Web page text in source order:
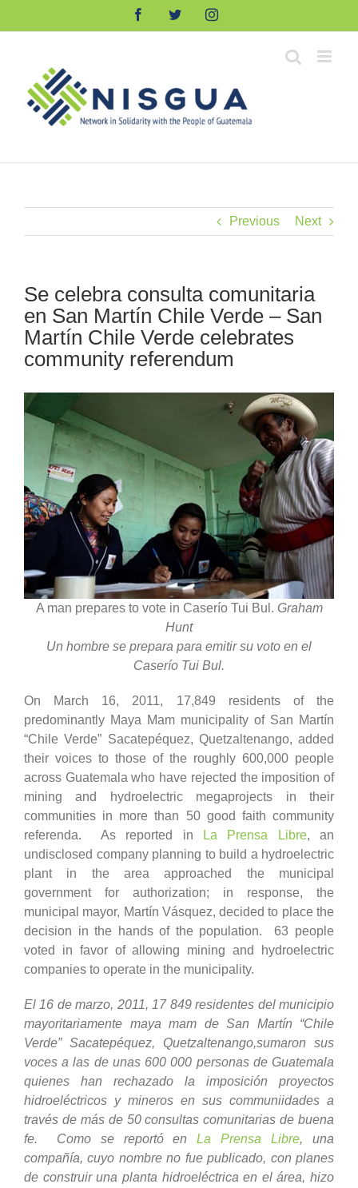
FacebookTwitterInstagram
Previous Next
Se celebra consulta comunitaria
en San Martín Chile Verde – San
Martín Chile Verde celebrates
community referendum
A man prepares to vote in Caserío Tui Bul. Graham
Hunt
Un hombre se prepara para emitir su voto en el
Caserío Tui Bul.
On March 16, 2011, 17,849 residents of the
predominantly Maya Mam municipality of San Martín
“Chile Verde” Sacatepéquez, Quetzaltenango, added
their voices to those of the roughly 600,000 people
across Guatemala who have rejected the imposition of
mining and hydroelectric megaprojects in their
communities in more than 50 good faith community
referenda. As reported in
La Prensa Libre, an
undisclosed company planning to build a hydroelectric
plant in the area approached the municipal
government for authorization; in response, the
municipal mayor, Martín Vásquez, decided to place the
decision in the hands of the population. 63 people
voted in favor of allowing mining and hydroelectric
companies to operate in the municipality.
El 16 de marzo, 2011, 17 849 residentes del municipio
mayoritariamente maya mam de San Martín “Chile
Verde” Sacatepéquez, Quetzaltenango,sumaron sus
voces a las de unas 600 000 personas de Guatemala
quienes han rechazado la imposición proyectos
hidroeléctricos y mineros en sus communiidades a
través de más de 50 consultas comunitarias de buena
fe. Como se reportó enLa Prensa Libre, una
compañía, cuyo nombre no fue publicado, con planes
de construir una planta hidroeléctrica en el área, hizo